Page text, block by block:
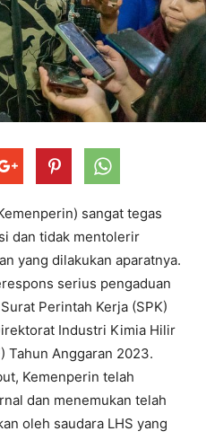
sangat tegas
dan tidak mentolerir
yang dilakukan aparatnya.
serius pengaduan
Perintah Kerja (SPK)
Industri Kimia Hilir
Tahun Anggaran 2023.
Kemenperin telah
dan menemukan telah
oleh saudara LHS yang